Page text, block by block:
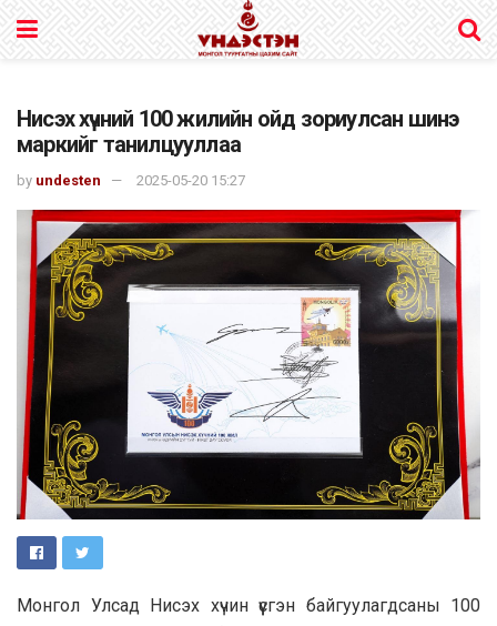
Нисэх хүчний 100 жилийн ойд зориулсан шинэ
маркийг танилцууллаа
by undesten 2025-05-20 15:27
Монгол Улсад Нисэх хүчин үүсгэн байгуулагдсаны 100